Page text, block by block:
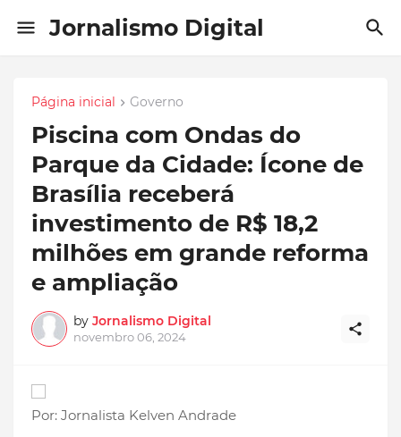
Jornalismo Digital
Página inicial Governo
Piscina com Ondas do
Parque da Cidade: Ícone de
Brasília receberá
investimento de R$ 18,2
milhões em grande reforma
e ampliação
by Jornalismo Digital
novembro 06, 2024
Por: Jornalista Kelven Andrade